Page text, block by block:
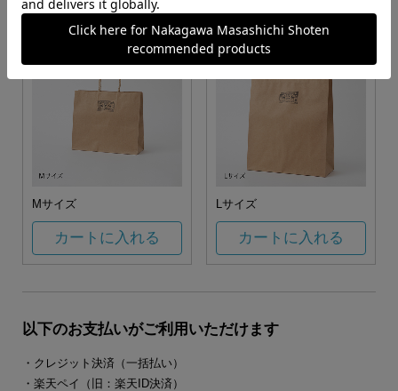
Mサイズ
カートに入れる
Lサイズ
カートに入れる
以下のお支払いがご利用いただけます
・クレジット決済（一括払い）
・楽天ペイ（旧：楽天ID決済）